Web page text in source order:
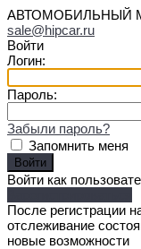
АВТОМОБИЛЬНЫЙ
sale@hipcar.ru
Войти
Логин:
Пароль:
Забыли пароль?
Запомнить меня
Войти как
После регистрации
отслеживание
новые возможности